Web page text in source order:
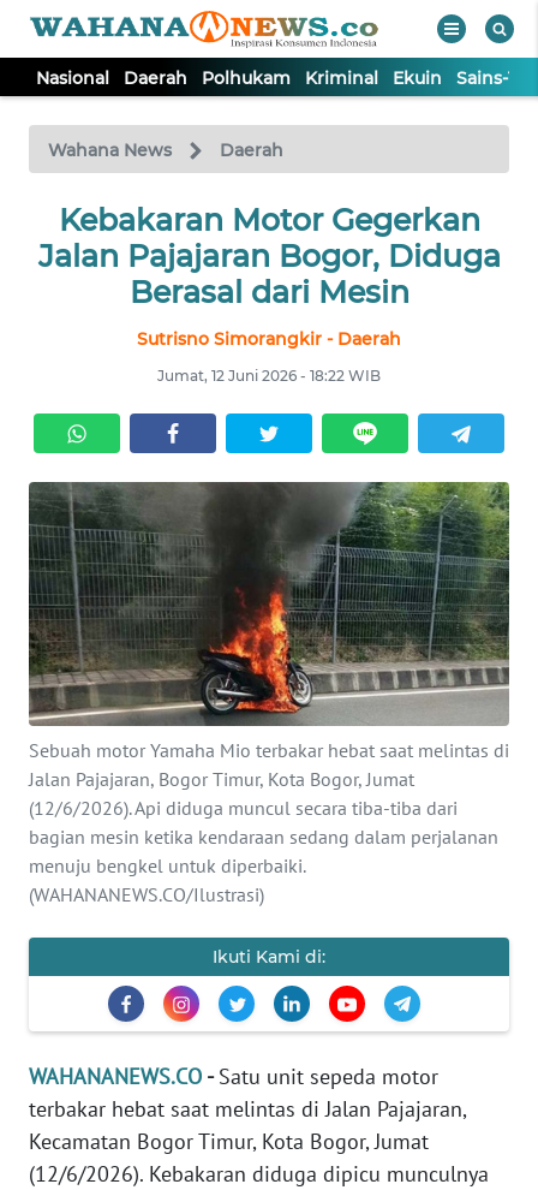
Nasional Daerah Polhukam Kriminal Ekuin Sains-
Wahana News Daerah
Kebakaran Motor Gegerkan
Jalan Pajajaran Bogor, Diduga
Berasal dari Mesin
Sutrisno Simorangkir - Daerah
Jumat, 12 Juni 2026 - 18:22 WIB
Sebuah motor Yamaha Mio terbakar hebat saat melintas di
Jalan Pajajaran, Bogor Timur, Kota Bogor, Jumat
(12/6/2026). Api diduga muncul secara tiba-tiba dari
bagian mesin ketika kendaraan sedang dalam perjalanan
menuju bengkel untuk diperbaiki.
(WAHANANEWS.CO/Ilustrasi)
Ikuti Kami di:
WAHANANEWS.CO -Satu unit sepeda motor
terbakar hebat saat melintas di Jalan Pajajaran,
Kecamatan Bogor Timur, Kota Bogor, Jumat
(12/6/2026). Kebakaran diduga dipicu munculnya
TV
Tutup
NASIONAL
KRIMINAL
EKUIN
SAINS-TEKNO
KESEHATAN
INTERNASIONAL
SERBA-SERBI
PENDIDIKAN
OLAHRAGA
EDITORIAL
Informasi
INDEKS
BERITA